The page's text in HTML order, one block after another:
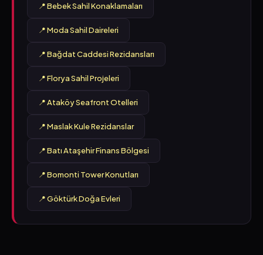
📍 Bebek Sahil Konaklamaları
📍 Moda Sahil Daireleri
📍 Bağdat Caddesi Rezidansları
📍 Florya Sahil Projeleri
📍 Ataköy Seafront Otelleri
📍 Maslak Kule Rezidanslar
📍 Batı Ataşehir Finans Bölgesi
📍 Bomonti Tower Konutları
📍 Göktürk Doğa Evleri